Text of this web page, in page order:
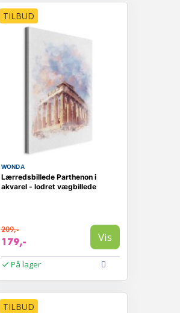
TILBUD
WONDA
Lærredsbillede Parthenon i
akvarel - lodret vægbillede
209,-
179,- Vis
På lager
TILBUD